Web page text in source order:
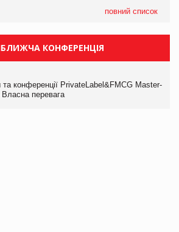
повний список
КОНФЕРЕНЦІЯ
конференції PrivateLabel&FMCG Master-
перевага